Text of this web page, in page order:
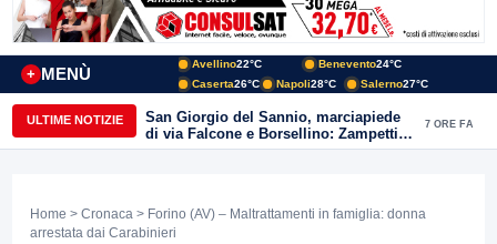
MENÙ
+
Avellino22°C Benevento24°C
Caserta26°C Napoli28°C Salerno27°C
ULTIME NOTIZIE
San Giorgio del Sannio, marciapiede
di via Falcone e Borsellino: Zampetti e
Lombardi replicano alle polemiche
7 ORE FA
Home > Cronaca > Forino (AV) – Maltrattamenti in famiglia: donna
arrestata dai Carabinieri